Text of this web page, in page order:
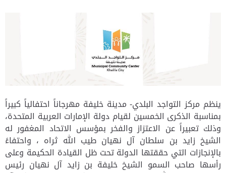
ينظم مركز التواجد البلدي- مدينة خليفة مهرجاناً احتفالياً كبيراً
بمناسبة الذكرى الخمسين لقيام دولة الإمارات العربية المتحدة،
وذلك تعبيراً عن الاعتزاز والفخر بمؤسس الاتحاد المغفور له
الشيخ زايد بن سلطان آل نهيان طيب الله ثراه ، واحتفاءً
بالإنجازات التي حققتها الدولة تحت ظل القيادة الحكيمة وعلى
رأسها صاحب السمو الشيخ خليفة بن زايد آل نهيان رئيس